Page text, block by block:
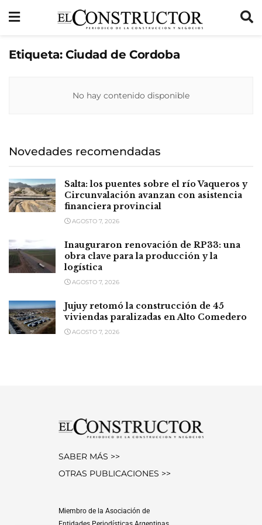
Etiqueta: Ciudad de Cordoba
No hay contenido disponible
Novedades recomendadas
Salta: los puentes sobre el río Vaqueros y
Circunvalación avanzan con asistencia
financiera provincial
AGOSTO 7, 2026
Inauguraron renovación de RP33: una
obra clave para la producción y la
logística
AGOSTO 7, 2026
Jujuy retomó la construcción de 45
viviendas paralizadas en Alto Comedero
AGOSTO 7, 2026
SABER MÁS >>
OTRAS PUBLICACIONES >>
Miembro de la Asociación de